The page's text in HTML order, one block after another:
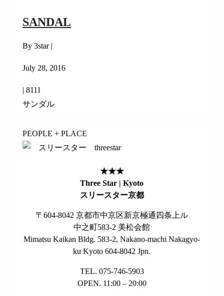
SANDAL
By 3star |
July 28, 2016
|8111
サンダル
PEOPLE + PLACE
★★★
Three Star | Kyoto
スリースター京都
〒604-8042 京都市中京区新京極通四条上ル
中之町583-2 美松会館
Mimatsu Kaikan Bldg. 583-2, Nakano-machi Nakagyo-
ku Kyoto 604-8042 Jpn.
TEL. 075-746-5903
OPEN. 11:00 – 20:00